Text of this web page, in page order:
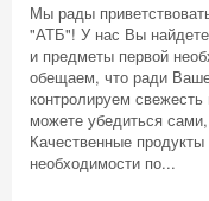
Мы рады
"АТБ"! У нас Вы найдете
и предметы первой
обещаем, что ради
контролируем
можете убедиться
Качественные
необходимости по...